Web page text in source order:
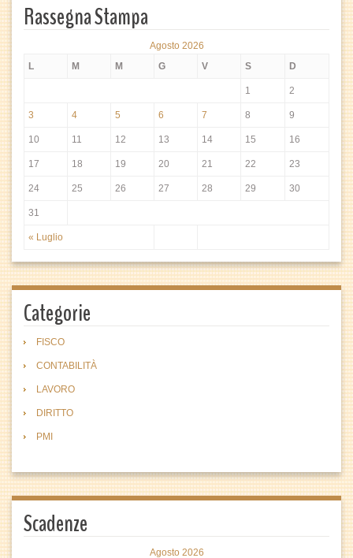
Rassegna Stampa
Agosto 2026
L
M M G V S D
« Luglio
1 2
3 4 5 6 7 8 9
10 11 12 13 14 15 16
17 18 19 20 21 22 23
24 25 26 27 28 29 30
31
Categorie
FISCO
CONTABILITÀ
LAVORO
DIRITTO
PMI
Scadenze
Agosto 2026